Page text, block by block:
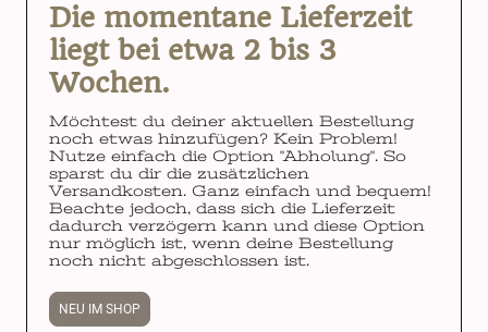
Die momentane Lieferzeit
liegt bei etwa 2 bis 3
Wochen.
Möchtest du deiner aktuellen Bestellung
noch etwas hinzufügen? Kein Problem!
Nutze einfach die Option "Abholung". So
sparst du dir die zusätzlichen
Versandkosten. Ganz einfach und bequem!
Beachte jedoch, dass sich die Lieferzeit
dadurch verzögern kann und diese Option
nur möglich ist, wenn deine Bestellung
noch nicht abgeschlossen ist.
NEU IM SHOP